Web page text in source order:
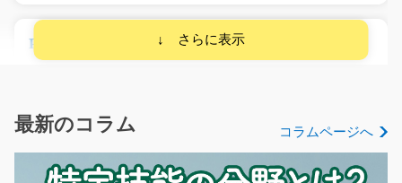
PC業務・電話対応 一般事務のお仕事/t01_00648
長期（3ヶ月以上）
愛知県岡崎市
最新のコラム コラムページへ